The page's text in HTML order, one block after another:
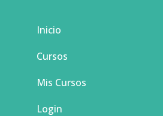
Inicio
Cursos
Mis Cursos
Login